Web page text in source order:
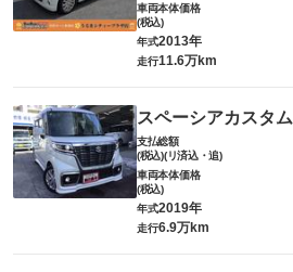
車両本体価格
(税込)
年式2013年
走行11.6万km
スペーシアカスタム
支払総額
(税込)(リ済込・追)
車両本体価格
(税込)
年式2019年
走行6.9万km